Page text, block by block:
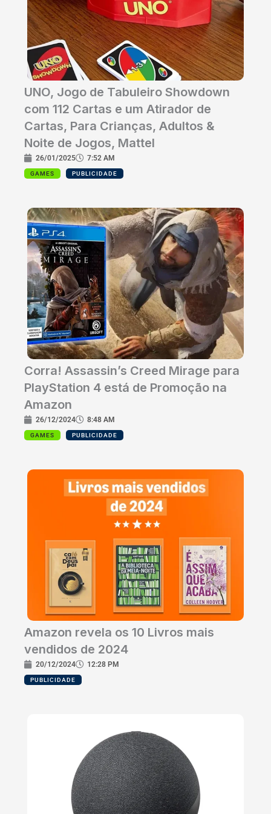
UNO, Jogo de Tabuleiro Showdown
com 112 Cartas e um Atirador de
Cartas, Para Crianças, Adultos &
Noite de Jogos, Mattel
26/01/2025 7:52 AM
GAMES PUBLICIDADE
Corra! Assassin’s Creed Mirage para
PlayStation 4 está de Promoção na
Amazon
26/12/2024 8:48 AM
GAMES PUBLICIDADE
Amazon revela os 10 Livros mais
vendidos de 2024
20/12/2024 12:28 PM
PUBLICIDADE